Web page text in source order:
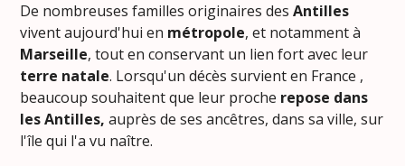
De nombreuses familles originaires desAntilles
vivent aujourd'hui en métropole, et notamment à
Marseille, tout en conservant un lien fort avec leur
terre natale. Lorsqu'un décès survient en France ,
beaucoup souhaitent que leur proche repose dans
les Antilles, auprès de ses ancêtres, dans sa ville, sur
l'île qui l'a vu naître.